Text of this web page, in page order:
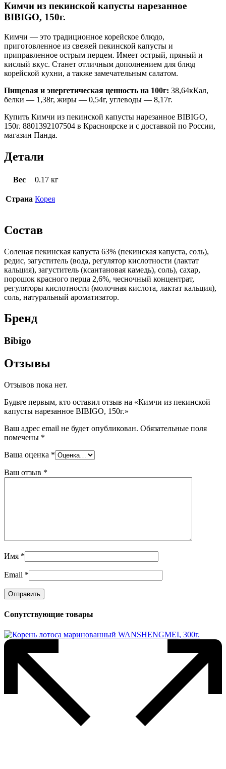
Кимчи из пекинской капусты нарезанное
BIBIGO, 150г.
Кимчи — это традиционное корейское блюдо,
приготовленное из свежей пекинской капусты и
приправленное острым перцем. Имеет острый, пряный и
кислый вкус. Станет отличным дополнением для блюд
корейской кухни, а также замечательным салатом.
Пищевая и энергетическая ценность на 100г: 38,64кКал,
белки — 1,38г, жиры — 0,54г, углеводы — 8,17г.
Купить Кимчи из пекинской капусты нарезанное BIBIGO,
150г. 8801392107504 в Красноярске и с доставкой по России,
магазин Панда.
Детали
Вес 0.17 кг
Страна Корея
Состав
Cоленая пекинская капуста 63% (пекинская капуста, соль),
редис, загуститель (вода, регулятор кислотности (лактат
кальция), загуститель (ксантановая камедь), соль), сахар,
порошок красного перца 2,6%, чесночный концентрат,
регуляторы кислотности (молочная кислота, лактат кальция),
соль, натуральный ароматизатор.
Бренд
Bibigo
Отзывы
Отзывов пока нет.
Будьте первым, кто оставил отзыв на «Кимчи из пекинской
капусты нарезанное BIBIGO, 150г.»
Ваш адрес email не будет опубликован. Обязательные поля
помечены *
Ваша оценка *
Ваш отзыв *
Имя *
Email *
Сопутствующие товары